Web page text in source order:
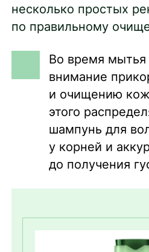
несколько простых
по правильному
Во время мытья
внимание
и очищению
этого
шампунь для
у корней и
до получения